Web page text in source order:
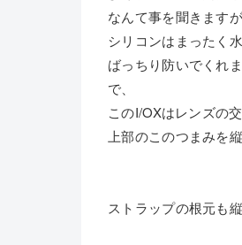
なんて事を聞きますが
シリコンはまったく
ばっちり防いでくれま
で、
このI/OXはレンズの
上部のこのつまみを
ストラップの根元も縦